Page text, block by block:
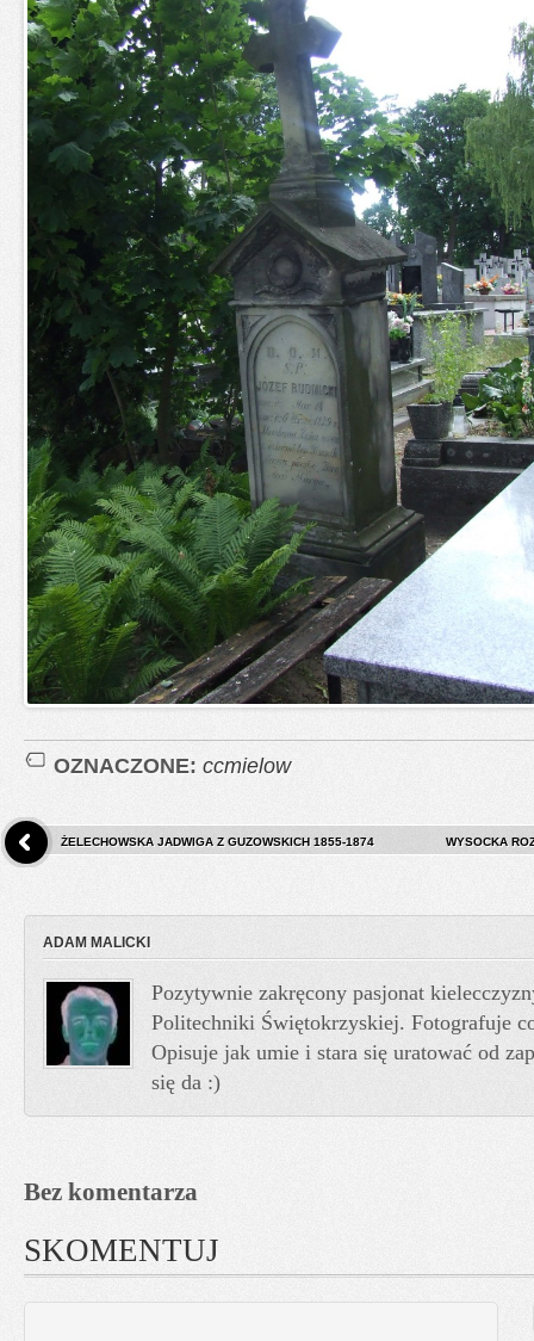
OZNACZONE: ccmielow
ŻELECHOWSKA JADWIGA Z GUZOWSKICH 1855-1874 WYSOCKA
ADAM MALICKI
Pozytywnie zakręcony pasjonat
Politechniki Świętokrzyskiej. Fotografuje
Opisuje jak umie i stara się uratować od
się da :)
Bez komentarza
SKOMENTUJ